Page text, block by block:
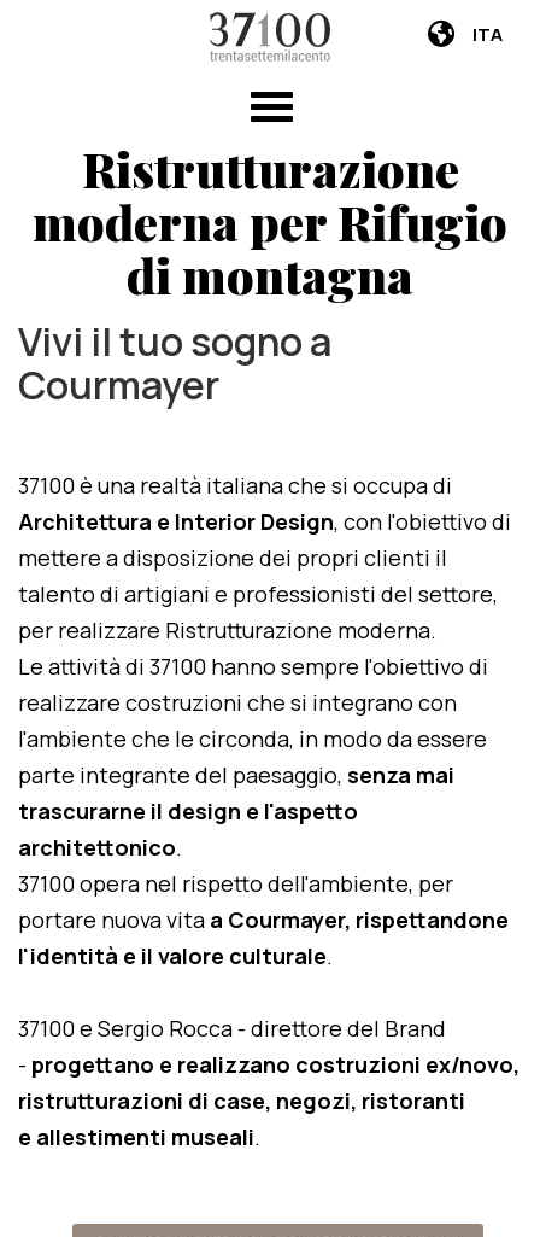
ITA
Ristrutturazione
moderna per Rifugio
di montagna
Vivi il tuo sogno a
Courmayer
37100 è una realtà italiana che si occupa di
Architettura e Interior Design, con l'obiettivo di
mettere a disposizione dei propri clienti il
talento di artigiani e professionisti del settore,
per realizzare Ristrutturazione moderna.
Le attività di 37100 hanno sempre l'obiettivo di
realizzare costruzioni che si integrano con
l'ambiente che le circonda, in modo da essere
parte integrante del paesaggio, senza mai
trascurarne il design e l'aspetto
architettonico.
37100 opera nel rispetto dell'ambiente, per
portare nuova vita a Courmayer, rispettandone
l'identità e il valore culturale.
37100 e Sergio Rocca - direttore del Brand
- progettano e realizzano costruzioni ex/novo,
ristrutturazioni di case, negozi, ristoranti
e allestimenti museali.